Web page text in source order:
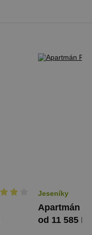
Jeseníky
Apartmán
od 11 585 Kč